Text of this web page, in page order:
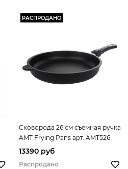
РАСПРОДАНО
Сковорода 26 см съемная ручка
AMT Frying Pans арт. AMT526
13390 руб
Распродано